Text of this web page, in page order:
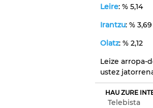
Leire: % 5,14
Irantzu: % 3,69
Olatz: % 2,12
Leize arropa-
ustez
HAU ZURE
Telebista